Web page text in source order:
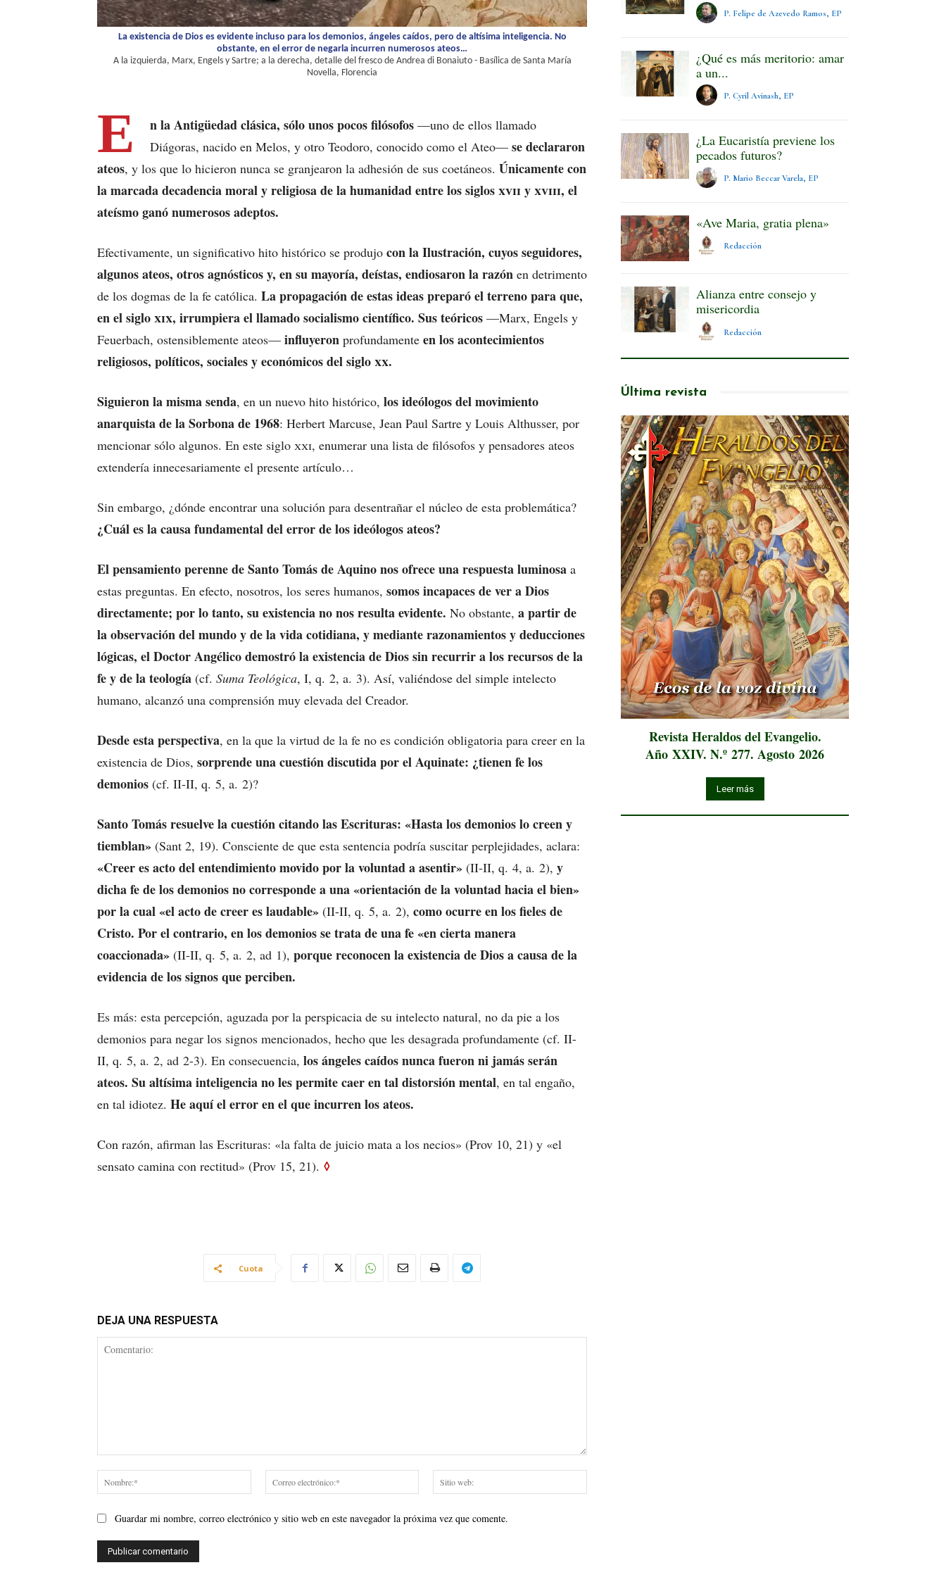
La existencia de Dios es evidente incluso para los demonios, ángeles caídos, pero de altísima inteligencia. No
obstante, en el error de negarla incurren numerosos ateos…
A la izquierda, Marx, Engels y Sartre; a la derecha, detalle del fresco de Andrea di Bonaiuto - Basílica de Santa María
Novella, Florencia
E n la Antigüedad clásica, sólo unos pocos filósofos —uno de ellos llamado
Diágoras, nacido en Melos, y otro Teodoro, conocido como el Ateo— se declararon
ateos, y los que lo hicieron nunca se granjearon la adhesión de sus coetáneos. Únicamente con
la marcada decadencia moral y religiosa de la humanidad entre los siglosxviiyxviii, el
ateísmo ganó numerosos adeptos.
Efectivamente, un significativo hito histórico se produjo con la Ilustración, cuyos seguidores,
algunos ateos, otros agnósticos y, en su mayoría, deístas, endiosaron la razón en detrimento
de los dogmas de la fe católica. La propagación de estas ideas preparó el terreno para que,
en el sigloxix, irrumpiera el llamado socialismo científico. Sus teóricos —Marx, Engels y
Feuerbach, ostensiblemente ateos— influyeron profundamente en los acontecimientos
religiosos, políticos, sociales y económicos del sigloxx.
Siguieron la misma senda, en un nuevo hito histórico, los ideólogos del movimiento
anarquista de la Sorbona de 1968: Herbert Marcuse, Jean Paul Sartre y Louis Althusser, por
mencionar sólo algunos. En este siglo xxi, enumerar una lista de filósofos y pensadores ateos
extendería innecesariamente el presente artículo…
Sin embargo, ¿dónde encontrar una solución para desentrañar el núcleo de esta problemática?
¿Cuál es la causa fundamental del error de los ideólogos ateos?
El pensamiento perenne de Santo Tomás de Aquino nos ofrece una respuesta luminosa a
estas preguntas. En efecto, nosotros, los seres humanos, somos incapaces de ver a Dios
directamente; por lo tanto, su existencia no nos resulta evidente. No obstante, a partir de
la observación del mundo y de la vida cotidiana, y mediante razonamientos y deducciones
lógicas, el Doctor Angélico demostró la existencia de Dios sin recurrir a los recursos de la
fe y de la teología (cf. Suma Teológica, I, q. 2, a. 3). Así, valiéndose del simple intelecto
humano, alcanzó una comprensión muy elevada del Creador.
Desde esta perspectiva, en la que la virtud de la fe no es condición obligatoria para creer en la
existencia de Dios, sorprende una cuestión discutida por el Aquinate: ¿tienen fe los
demonios (cf. II-II, q. 5, a. 2)?
Santo Tomás resuelve la cuestión citando las Escrituras: «Hasta los demonios lo creen y
tiemblan» (Sant 2, 19). Consciente de que esta sentencia podría suscitar perplejidades, aclara:
«Creer es acto del entendimiento movido por la voluntad a asentir» (II-II, q. 4, a. 2), y
dicha fe de los demonios no corresponde a una «orientación de la voluntad hacia el bien»
por la cual «el acto de creer es laudable» (II-II, q. 5, a. 2), como ocurre en los fieles de
Cristo. Por el contrario, en los demonios se trata de una fe «en cierta manera
coaccionada» (II-II, q. 5, a. 2, ad 1), porque reconocen la existencia de Dios a causa de la
evidencia de los signos que perciben.
Es más: esta percepción, aguzada por la perspicacia de su intelecto natural, no da pie a los
demonios para negar los signos mencionados, hecho que les desagrada profundamente (cf. II-
II, q. 5, a. 2, ad 2-3). En consecuencia, los ángeles caídos nunca fueron ni jamás serán
ateos. Su altísima inteligencia no les permite caer en tal distorsión mental, en tal engaño,
en tal idiotez. He aquí el error en el que incurren los ateos.
Con razón, afirman las Escrituras: «la falta de juicio mata a los necios» (Prov 10, 21) y «el
sensato camina con rectitud» (Prov 15, 21). ◊
Cuota
DEJA UNA RESPUESTA
Nombre:*
Correo
electrónico:*
web:
Guardar mi nombre, correo electrónico y sitio web en este navegador la próxima vez que comente.
P. Felipe de Azevedo Ramos, EP
¿Qué es más meritorio: amar
a un...
P. Cyril Avinash, EP
¿La Eucaristía previene los
pecados futuros?
P. Mario Beccar Varela, EP
«Ave Maria, gratia plena»
Redacción
Alianza entre consejo y
misericordia
Redacción
Última revista
Revista Heraldos del Evangelio.
Año XXIV. N.º 277. Agosto 2026
Leer más